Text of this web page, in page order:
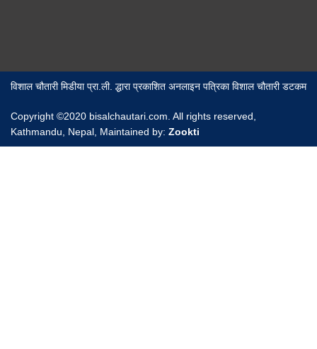
विशाल चौतारी मिडीया प्रा.ली. द्धारा प्रकाशित अनलाइन पत्रिका विशाल चौतारी डटकम
Copyright ©2020 bisalchautari.com. All rights reserved,
Kathmandu, Nepal, Maintained by: Zookti